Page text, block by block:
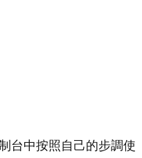
台中按照自己的步調使